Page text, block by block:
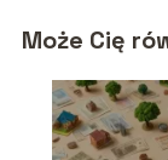
Może Cię